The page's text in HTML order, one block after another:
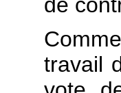
travail